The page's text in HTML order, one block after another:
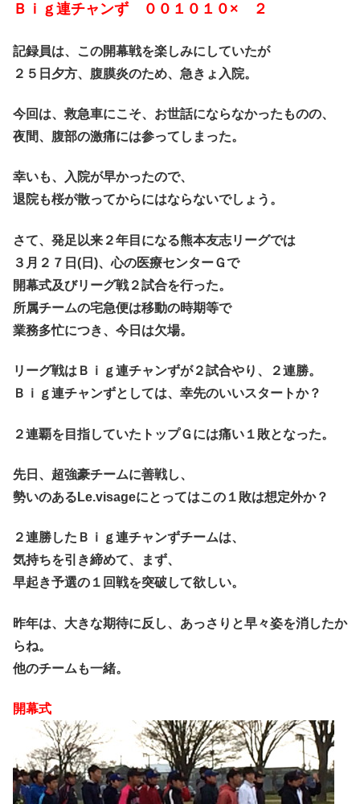
Ｂｉｇ連チャンず ００１０１０× ２
記録員は、この開幕戦を楽しみにしていたが
２５日夕方、腹膜炎のため、急きょ入院。
今回は、救急車にこそ、お世話にならなかったものの、
夜間、腹部の激痛には参ってしまった。
幸いも、入院が早かったので、
退院も桜が散ってからにはならないでしょう。
さて、発足以来２年目になる熊本友志リーグでは
３月２７日(日)、心の医療センターＧで
開幕式及びリーグ戦２試合を行った。
所属チームの宅急便は移動の時期等で
業務多忙につき、今日は欠場。
リーグ戦はＢｉｇ連チャンずが２試合やり、２連勝。
Ｂｉｇ連チャンずとしては、幸先のいいスタートか？
２連覇を目指していたトップＧには痛い１敗となった。
先日、超強豪チームに善戦し、
勢いのあるLe.visageにとってはこの１敗は想定外か？
２連勝したＢｉｇ連チャンずチームは、
気持ちを引き締めて、まず、
早起き予選の１回戦を突破して欲しい。
昨年は、大きな期待に反し、あっさりと早々姿を消したか
らね。
他のチームも一緒。
開幕式